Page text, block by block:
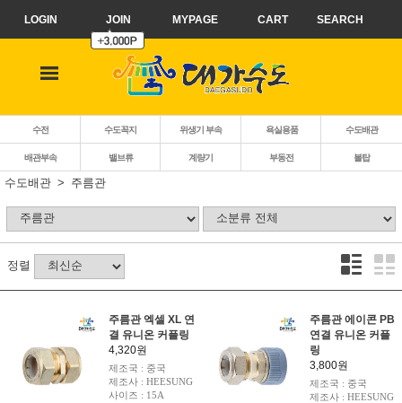
LOGIN JOIN MYPAGE CART SEARCH
수전 수도꼭지 위생기 부속 욕실용품 수도배관
배관부속 밸브류 계량기 부동전
볼탑
수도배관
주름관
정렬
주름관 엑셀 XL 연
결 유니온 커플링
4,320원
제조국 : 중국
제조사 : HEESUNG
사이즈 : 15A
주름관 에이콘 PB
연결 유니온 커플
링
3,800원
제조국 : 중국
제조사 : HEESUNG